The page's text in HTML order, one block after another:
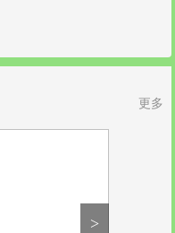
更多
>